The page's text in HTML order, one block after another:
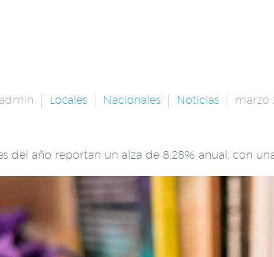
Locales Nacionales Noticias marzo
del año reportan un alza de 8.28% anual, con